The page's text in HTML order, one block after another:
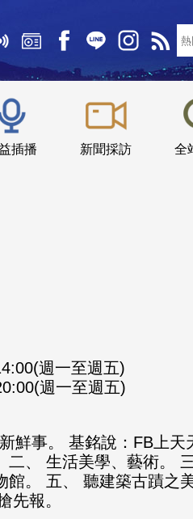
插播 新聞採訪 全
週一至週五)
週一至週五)
鮮事。 基銘說：FB上天
二、 生活美學、藝術。
館。 五、 聽建築古蹟之
先報。